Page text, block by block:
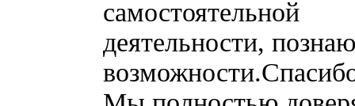
самостоятельной
деятельности,